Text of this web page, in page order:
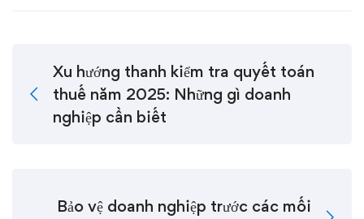
Xu hướng thanh kiểm tra quyết toán
thuế năm 2025: Những gì doanh
nghiệp cần biết
Bảo vệ doanh nghiệp trước các mối